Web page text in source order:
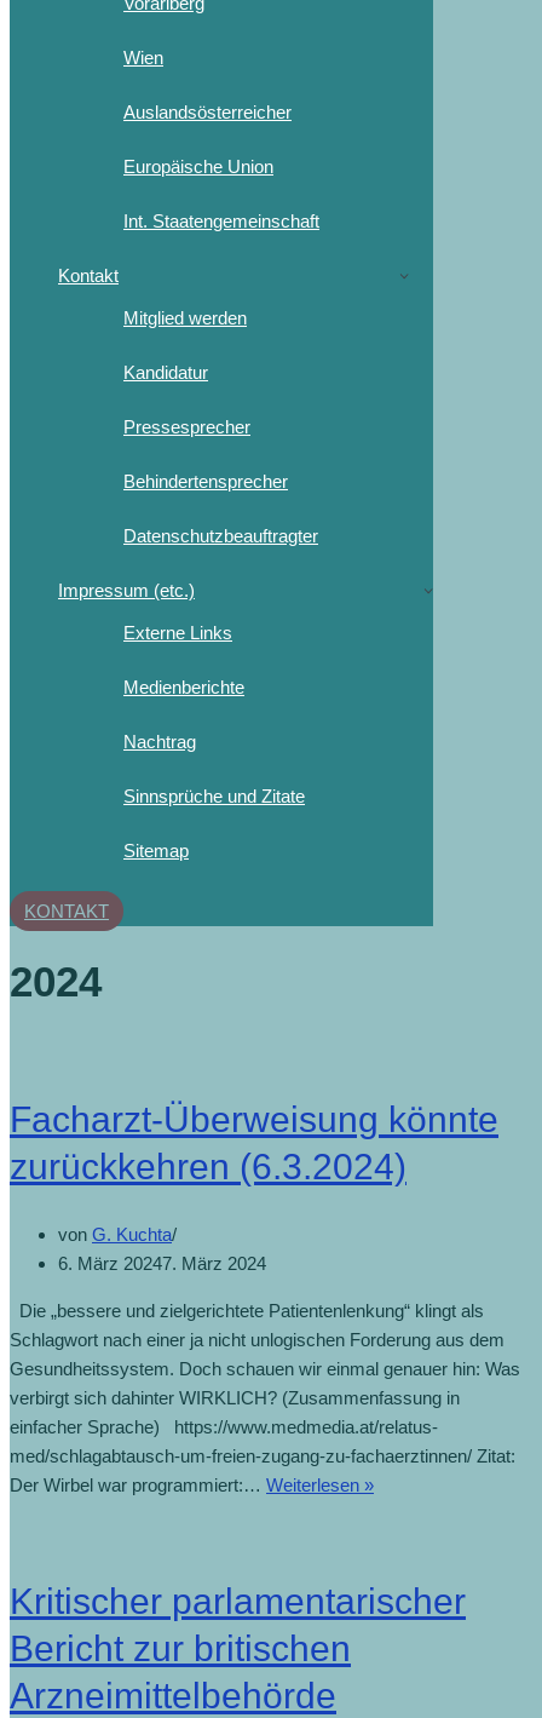
Wien
Auslandsösterreicher
Europäische Union
Int. Staatengemeinschaft
Kontakt
Mitglied werden
Kandidatur
Pressesprecher
Behindertensprecher
Datenschutzbeauftragter
Impressum (etc.)
Externe Links
Medienberichte
Nachtrag
Sinnsprüche und Zitate
Sitemap
KONTAKT
2024
Facharzt-Überweisung könnte
zurückkehren (6.3.2024)
von G. Kuchta
6. März 20247. März 2024
Die „bessere und zielgerichtete Patientenlenkung“ klingt als
Schlagwort nach einer ja nicht unlogischen Forderung aus dem
Gesundheitssystem. Doch schauen wir einmal genauer hin: Was
verbirgt sich dahinter WIRKLICH? (Zusammenfassung in
einfacher Sprache) https://www.medmedia.at/relatus-
med/schlagabtausch-um-freien-zugang-zu-fachaerztinnen/ Zitat:
Der Wirbel war programmiert:… Weiterlesen »Facharzt-
(6.3.2024)
Kritischer parlamentarischer
Bericht zur britischen
Arzneimittelbehörde